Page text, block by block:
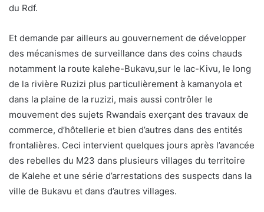
du Rdf.
Et demande par ailleurs au gouvernement de développer
des mécanismes de surveillance dans des coins chauds
notamment la route kalehe-Bukavu,sur le lac-Kivu, le long
de la rivière Ruzizi plus particulièrement à kamanyola et
dans la plaine de la ruzizi, mais aussi contrôler le
mouvement des sujets Rwandais exerçant des travaux de
commerce, d’hôtellerie et bien d’autres dans des entités
frontalières. Ceci intervient quelques jours après l’avancée
des rebelles du M23 dans plusieurs villages du territoire
de Kalehe et une série d’arrestations des suspects dans la
ville de Bukavu et dans d’autres villages.